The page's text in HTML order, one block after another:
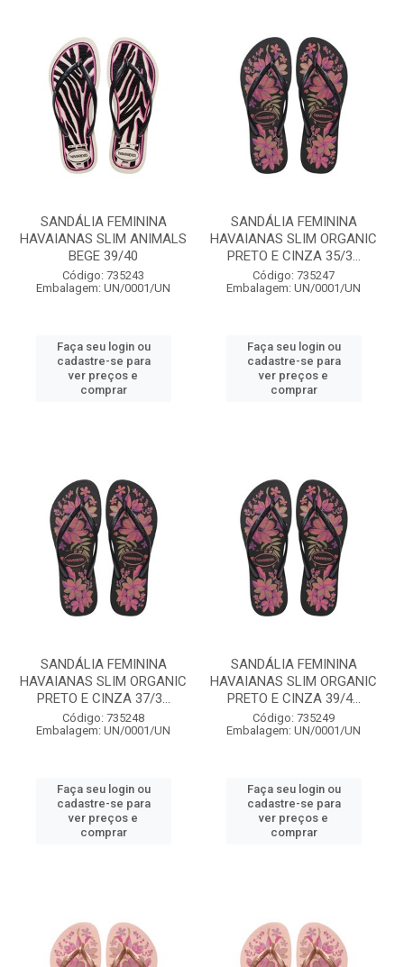
SANDÁLIA FEMININA
HAVAIANAS SLIM ANIMALS
BEGE 39/40
Código: 735243
Embalagem: UN/0001/UN
Faça seu login ou
cadastre-se para
ver preços e
comprar
SANDÁLIA FEMININA
HAVAIANAS SLIM ORGANIC
PRETO E CINZA 35/3...
Código: 735247
Embalagem: UN/0001/UN
Faça seu login ou
cadastre-se para
ver preços e
comprar
SANDÁLIA FEMININA
HAVAIANAS SLIM ORGANIC
PRETO E CINZA 37/3...
Código: 735248
Embalagem: UN/0001/UN
Faça seu login ou
cadastre-se para
ver preços e
comprar
SANDÁLIA FEMININA
HAVAIANAS SLIM ORGANIC
PRETO E CINZA 39/4...
Código: 735249
Embalagem: UN/0001/UN
Faça seu login ou
cadastre-se para
ver preços e
comprar